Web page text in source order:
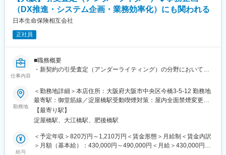
変更の範囲：会社の定める業務
・各事業部が新たにBPO・アウトソーシングを開始する際にの業
務デザインのフォロー・助言等
■組織概要
・リスク管理部門は、約60名（東京・大阪）が在籍しております
が、当室は、オペレーショナルリスク管理ならびにBPO・アウト
ソーシング事業の管理・統括するチームです。
・当室には13名在籍しており、今回は、チーム長である課長のも
と、チーム運営を牽引しつつ各事業部門の関係者と協業いただく
責任あるポジションに従事いただきます。
・当室で数年間上記の業務を担当いただき、その後、本人希望や
適性、機能発揮状況を踏まえ、大阪の事業所内の各オペレーショ
ンラインのプロジェクトマネージャーやコーポレートガバナンス
領域等、専門性を生かしながら幅広いキャリアが築けます。
（1）規模の大きさ
業界のリーディングカンパニーならではの成長機会、影響力の大
（DX推進・システム企画・業務効率化）にも関われる
日本生命保険相互会社
正社員
仕事内容
■職務概要
・新契約の引受査定（アンダーライティング）の分野において、
す。
■職務詳細
・引受査定（アンダーライティング）業務
－申込契約について、体況情報などをもとに、保険加入可否・
特別条件の付与等の審査を行う
・引受領域の事務フローの企画、基準検討、システムの企画・開
勤務地
＜勤務地詳細＞本店住所：大阪府大阪市中央区今橋3-5-12 勤務地
最寄駅：御堂筋線／淀屋橋駅受動喫煙対策：屋内全面禁煙変更の
範囲：会社の定める事業所
【最寄り駅】
淀屋橋駅、大江橋駅、肥後橋駅
給与
＜予定年収＞820万円～1,210万円＜賃金形態＞月給制＜賃金内訳
＞月額（基本給）：430,000円～490,000円＜月給＞430,000円～